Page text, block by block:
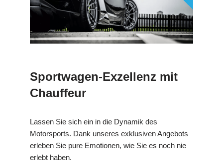
Sportwagen-Exzellenz mit
Chauffeur
Lassen Sie sich ein in die Dynamik des
Motorsports. Dank unseres exklusiven Angebots
erleben Sie pure Emotionen, wie Sie es noch nie
erlebt haben.